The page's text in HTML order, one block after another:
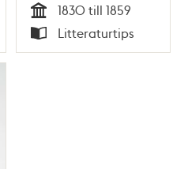
Tid
1830 till 1859
Typ
Litteraturtips